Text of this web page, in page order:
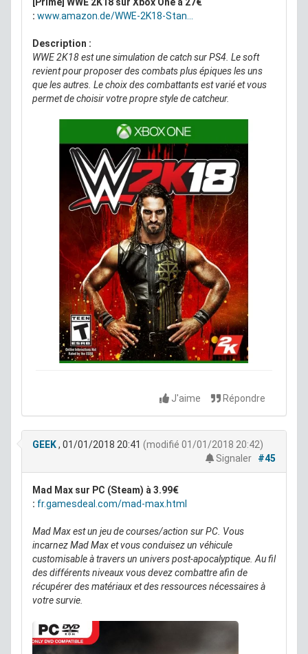
[Prime] WWE 2K18 sur Xbox One à 27€
: www.amazon.de/WWE-2K18-Stan...
Description :
WWE 2K18 est une simulation de catch sur PS4. Le soft
revient pour proposer des combats plus épiques les uns
que les autres. Le choix des combattants est varié et vous
permet de choisir votre propre style de catcheur.
J'aime Répondre
GEEK, 01/01/2018 20:41 (modifié 01/01/2018 20:42)
Signaler
#45
Mad Max sur PC (Steam) à 3.99€
: fr.gamesdeal.com/mad-max.html
Mad Max est un jeu de courses/action sur PC. Vous
incarnez Mad Max et vous conduisez un véhicule
customisable à travers un univers post-apocalyptique. Au fil
des différents niveaux vous devez combattre afin de
récupérer des matériaux et des ressources nécessaires à
votre survie.